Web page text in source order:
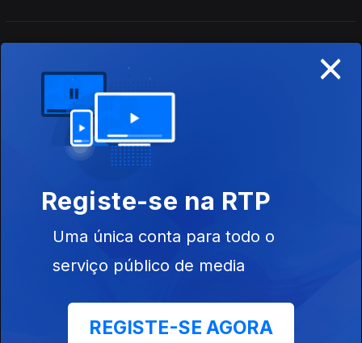
08 ago. 2026
13h PR: Cooperação e entreajuda são mais
fortes do que egoísmos
12h Aeronave cai no Aeródromo de Portimão.
Piloto morreu
×
Registe-se na RTP
Uma única conta para todo o
serviço público de media
REGISTE-SE AGORA